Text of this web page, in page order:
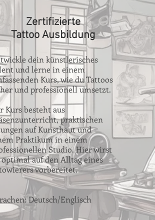
Zertifizierte
Tattoo Ausbildung
dein künstlerisches
und lerne in einem
Kurs, wie du Tattoos
und professionell umsetzt.
Kurs besteht aus
praktischen
auf Kunsthaut und
Praktikum in einem
Studio. Hier wirst
optimal auf den Alltag eines
vorbereitet.
Deutsch/Englisch